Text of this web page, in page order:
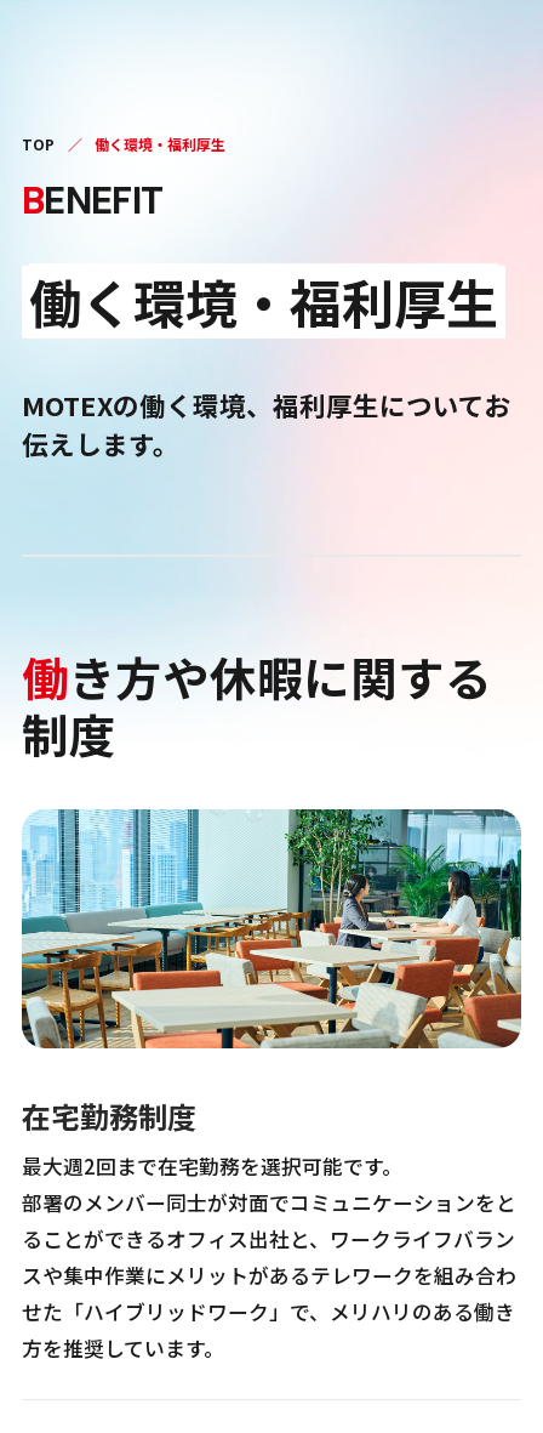
TOP ／ 働く環境・福利厚生
BENEFIT
働く環境・福利厚生
MOTEXの働く環境、福利厚生についてお
伝えします。
働き方や休暇に関する
制度
在宅勤務制度
最大週2回まで在宅勤務を選択可能です。
部署のメンバー同士が対面でコミュニケーションをと
ることができるオフィス出社と、ワークライフバラン
スや集中作業にメリットがあるテレワークを組み合わ
せた「ハイブリッドワーク」で、メリハリのある働き
方を推奨しています。